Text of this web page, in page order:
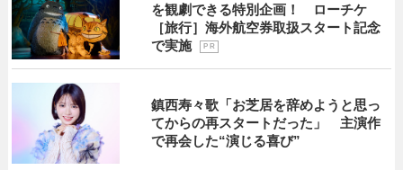
を観劇できる特別企画！ ローチケ
［旅行］海外航空券取扱スタート記念
で実施
P R
鎮西寿々歌「お芝居を辞めようと思っ
てからの再スタートだった」 主演作
で再会した“演じる喜び”